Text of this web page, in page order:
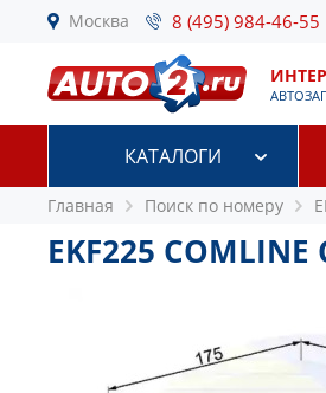
Москва 8 (495) 984-46-55
КАТАЛОГИ
Главная Поиск по номеру
EKF225